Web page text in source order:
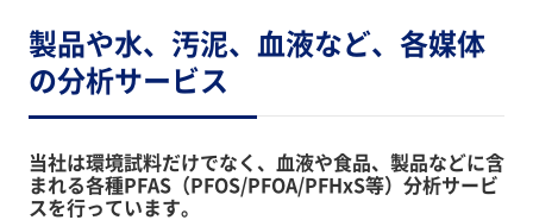
製品や水、汚泥、血液など、各媒体
の分析サービス
当社は環境試料だけでなく、血液や食品、製品などに含
まれる各種PFAS（PFOS/PFOA/PFHxS等）分析サービ
スを行っています。